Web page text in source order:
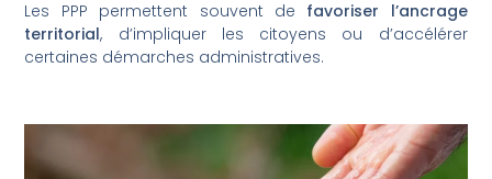
Les PPP permettent souvent de favoriser l’ancrage
territorial, d’impliquer les citoyens ou d’accélérer
certaines démarches administratives.